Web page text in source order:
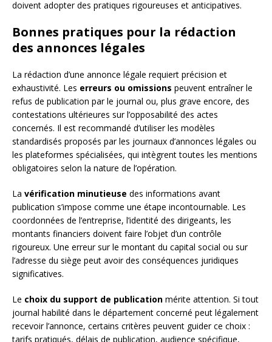
doivent adopter des pratiques rigoureuses et anticipatives.
Bonnes pratiques pour la rédaction
des annonces légales
La rédaction d’une annonce légale requiert précision et
exhaustivité. Les erreurs ou omissions peuvent entraîner le
refus de publication par le journal ou, plus grave encore, des
contestations ultérieures sur l’opposabilité des actes
concernés. Il est recommandé d’utiliser les modèles
standardisés proposés par les journaux d’annonces légales ou
les plateformes spécialisées, qui intègrent toutes les mentions
obligatoires selon la nature de l’opération.
La vérification minutieuse des informations avant
publication s’impose comme une étape incontournable. Les
coordonnées de l’entreprise, l’identité des dirigeants, les
montants financiers doivent faire l’objet d’un contrôle
rigoureux. Une erreur sur le montant du capital social ou sur
l’adresse du siège peut avoir des conséquences juridiques
significatives.
Le choix du support de publication mérite attention. Si tout
journal habilité dans le département concerné peut légalement
recevoir l’annonce, certains critères peuvent guider ce choix :
tarifs pratiqués, délais de publication, audience spécifique,